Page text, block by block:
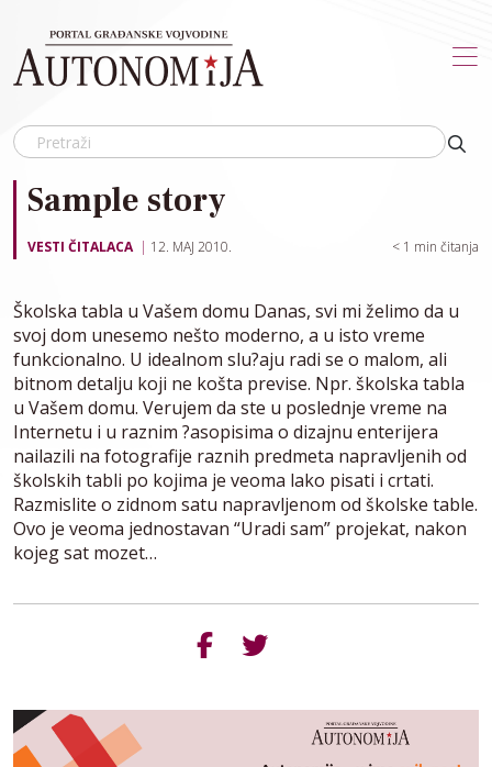
Sample story
VESTI ČITALACA 12. MAJ 2010. < 1 min čitanja
Školska tabla u Vašem domu Danas, svi mi želimo da u
svoj dom unesemo nešto moderno, a u isto vreme
funkcionalno. U idealnom slu?aju radi se o malom, ali
bitnom detalju koji ne košta previse. Npr. školska tabla
u Vašem domu. Verujem da ste u poslednje vreme na
Internetu i u raznim ?asopisima o dizajnu enterijera
nailazili na fotografije raznih predmeta napravljenih od
školskih tabli po kojima je veoma lako pisati i crtati.
Razmislite o zidnom satu napravljenom od školske table.
Ovo je veoma jednostavan “Uradi sam” projekat, nakon
kojeg sat mozet…